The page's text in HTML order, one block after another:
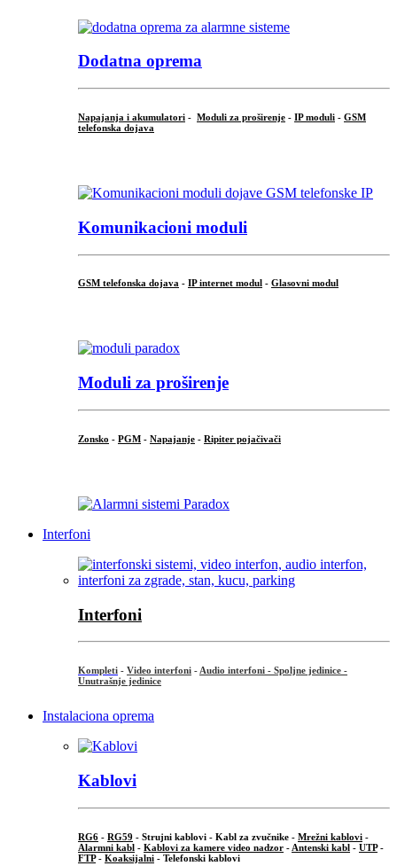
Dodatna oprema
Napajanja i akumulatori - Moduli za proširenje - IP moduli - GSM
telefonska dojava
Komunikacioni moduli
GSM telefonska dojava - IP internet modul - Glasovni modul
Moduli za proširenje
Zonsko - PGM - Napajanje - Ripiter pojačivači
Interfoni
Interfoni
Kompleti - Video interfoni - Audio interfoni - Spoljne jedinice -
Unutrašnje jedinice
Instalaciona oprema
Kablovi
RG6 - RG59 - Strujni kablovi - Kabl za zvučnike - Mrežni kablovi -
Alarmni kabl - Kablovi za kamere video nadzor - Antenski kabl - UTP-
FTP- Koaksijalni - Telefonski kablovi